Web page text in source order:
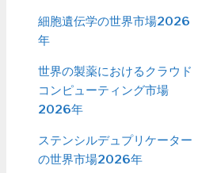
細胞遺伝学の世界市場2026
年
世界の製薬におけるクラウド
コンピューティング市場
2026年
ステンシルデュプリケーター
の世界市場2026年